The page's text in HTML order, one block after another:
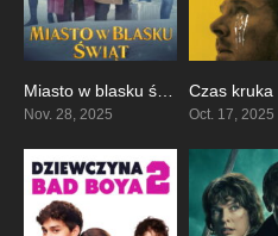
5.2Miasto w blasku świąt
Nov. 28, 2025
Czas kruka
Oct. 17, 2025